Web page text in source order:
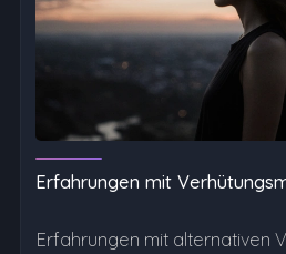
Erfahrungen mit
Erfahrungen mit alternativen